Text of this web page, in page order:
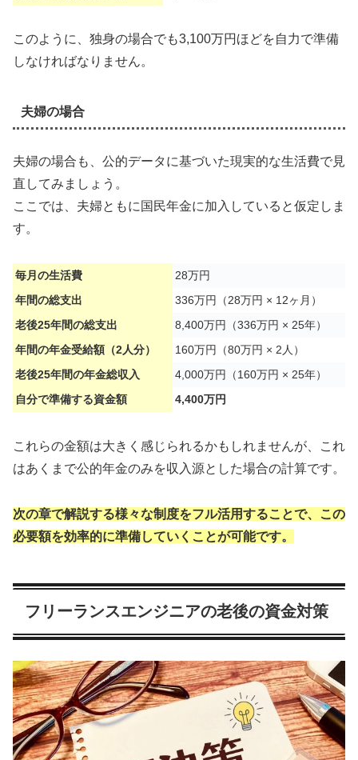
このように、独身の場合でも3,100万円ほどを自力で準備
しなければなりません。
夫婦の場合
夫婦の場合も、公的データに基づいた現実的な生活費で見
直してみましょう。
ここでは、夫婦ともに国民年金に加入していると仮定しま
す。
毎月の生活費
28万円
年間の総支出
336万円（28万円 × 12ヶ月）
老後25年間の総支出
8,400万円（336万円 × 25年）
年間の年金受給額（2人分）
160万円（80万円 × 2人）
老後25年間の年金総収入
4,000万円（160万円 × 25年）
自分で準備する資金額
4,400万円
これらの金額は大きく感じられるかもしれませんが、これ
はあくまで公的年金のみを収入源とした場合の計算です。
次の章で解説する様々な制度をフル活用することで、この
必要額を効率的に準備していくことが可能です。
フリーランスエンジニアの老後の資金対策